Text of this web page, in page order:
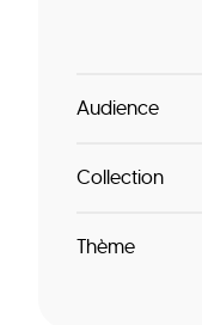
Audience
Collection
Thème